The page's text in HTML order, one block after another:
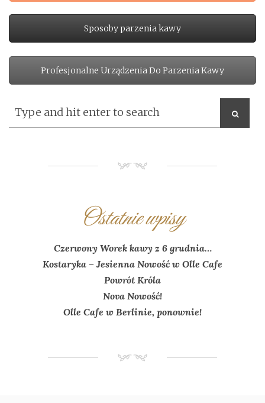
Sposoby parzenia kawy
Profesjonalne Urządzenia Do Parzenia Kawy
NM
Ostatnie wpisy
Czerwony Worek kawy z 6 grudnia…
Kostaryka – Jesienna Nowość w Olle Cafe
Powrót Króla
Nova Nowość!
Olle Cafe w Berlinie, ponownie!
NM